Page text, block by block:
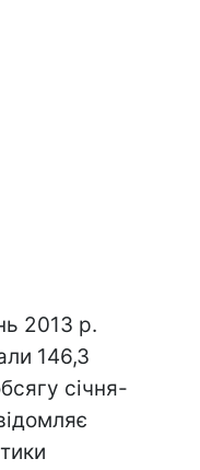
2013 р.
146,3
січня-